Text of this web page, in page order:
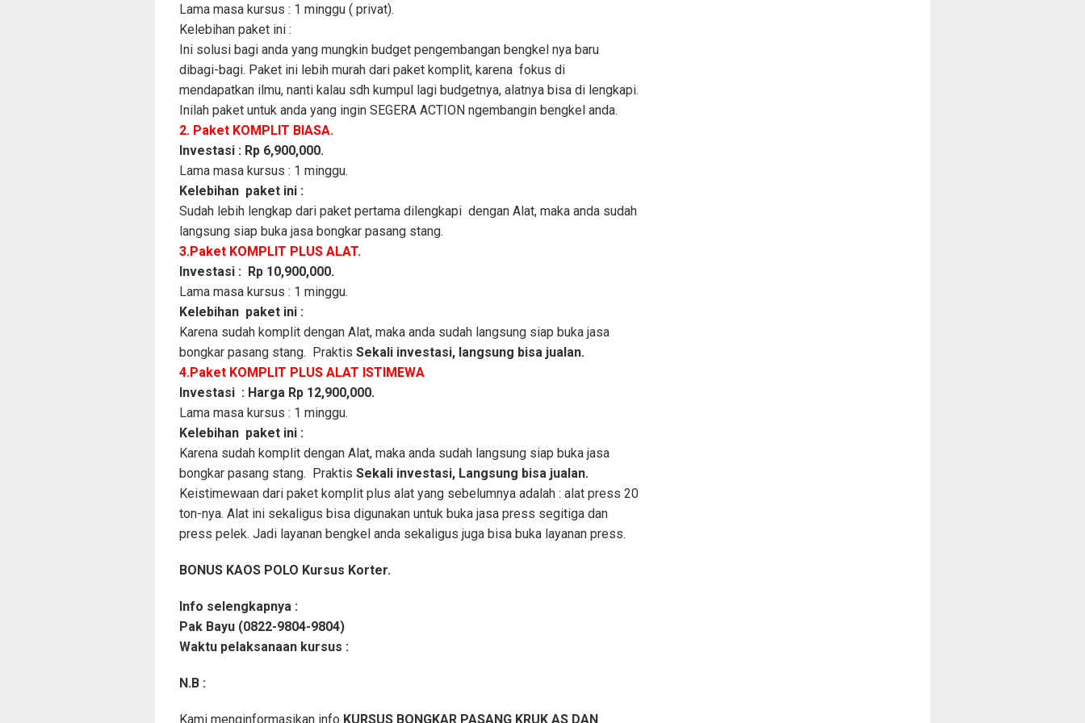
Lama masa kursus : 1 minggu ( privat).
Kelebihan paket ini :
Ini solusi bagi anda yang mungkin budget pengembangan bengkel nya baru
dibagi-bagi. Paket ini lebih murah dari paket komplit, karena fokus di
mendapatkan ilmu, nanti kalau sdh kumpul lagi budgetnya, alatnya bisa di lengkapi.
Inilah paket untuk anda yang ingin SEGERA ACTION ngembangin bengkel anda.
2. Paket KOMPLIT BIASA.
Investasi : Rp 6,900,000.
Lama masa kursus : 1 minggu.
Kelebihan paket ini :
Sudah lebih lengkap dari paket pertama dilengkapi dengan Alat, maka anda sudah
langsung siap buka jasa bongkar pasang stang.
3.Paket KOMPLIT PLUS ALAT.
Investasi : Rp 10,900,000.
Lama masa kursus : 1 minggu.
Kelebihan paket ini :
Karena sudah komplit dengan Alat, maka anda sudah langsung siap buka jasa
bongkar pasang stang. Praktis Sekali investasi, langsung bisa jualan.
4.Paket KOMPLIT PLUS ALAT ISTIMEWA
Investasi : Harga Rp 12,900,000.
Lama masa kursus : 1 minggu.
Kelebihan paket ini :
Karena sudah komplit dengan Alat, maka anda sudah langsung siap buka jasa
bongkar pasang stang. Praktis Sekali investasi, Langsung bisa jualan.
Keistimewaan dari paket komplit plus alat yang sebelumnya adalah : alat press 20
ton-nya. Alat ini sekaligus bisa digunakan untuk buka jasa press segitiga dan
press pelek. Jadi layanan bengkel anda sekaligus juga bisa buka layanan press.
BONUS KAOS POLO Kursus Korter.
Info selengkapnya :
Pak Bayu (0822-9804-9804)
Waktu pelaksanaan kursus :
N.B :
Kami menginformasikan info KURSUS BONGKAR PASANG KRUK AS DAN